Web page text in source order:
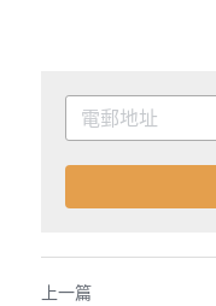
上一篇